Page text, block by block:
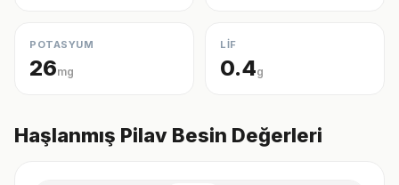
POTASYUM
26mg
LİF
0.4g
Haşlanmış Pilav Besin Değerleri